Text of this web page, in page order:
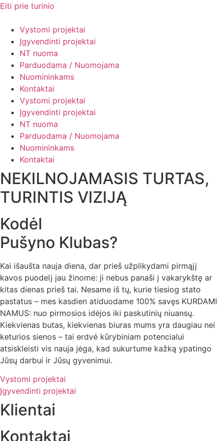
Eiti prie turinio
Vystomi projektai
Įgyvendinti projektai
NT nuoma
Parduodama / Nuomojama
Nuomininkams
Kontaktai
Vystomi projektai
Įgyvendinti projektai
NT nuoma
Parduodama / Nuomojama
Nuomininkams
Kontaktai
NEKILNOJAMASIS TURTAS,
TURINTIS VIZIJĄ
Kodėl
Pušyno Klubas?
Kai išaušta nauja diena, dar prieš užplikydami pirmąjį
kavos puodelį jau žinome: ji nebus panaši į vakarykštę ar
kitas dienas prieš tai. Nesame iš tų, kurie tiesiog stato
pastatus – mes kasdien atiduodame 100% savęs KURDAMI
NAMUS: nuo pirmosios idėjos iki paskutinių niuansų.
Kiekvienas butas, kiekvienas biuras mums yra daugiau nei
keturios sienos – tai erdvė kūrybiniam potencialui
atsiskleisti vis nauja jėga, kad sukurtume kažką ypatingo
Jūsų darbui ir Jūsų gyvenimui.
Vystomi projektai
Įgyvendinti projektai
Klientai
Kontaktai